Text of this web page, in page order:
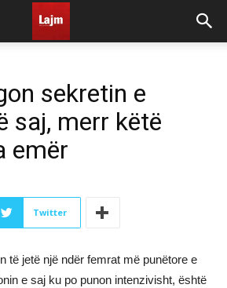
sekretin e
saj, merr këtë
emër
Twitter
të jetë një ndër femrat më punëtore e
e saj ku po punon intenzivisht, është